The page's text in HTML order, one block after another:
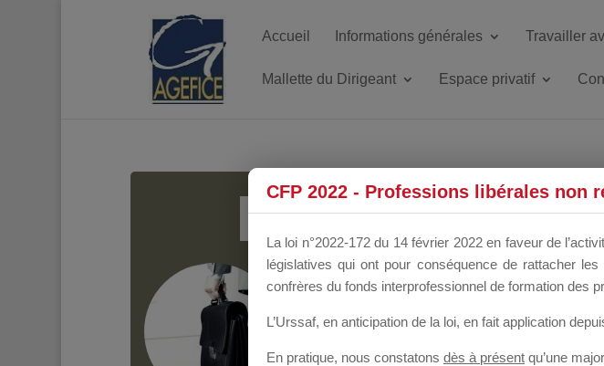
Accueil Informations générales Travailler
Mallette du Dirigeant Espace privatif
MALLETTE
Groupe Public il y a un mois
CFP 2022 - Professions libérales non
La loi n°2022-172 du 14 février 2022 en faveur de
législatives qui ont pour conséquence de rattacher
confrères du fonds interprofessionnel de formation des
L’Urssaf, en anticipation de la loi, en fait application
En pratique, nous constatons dès à présent qu’une